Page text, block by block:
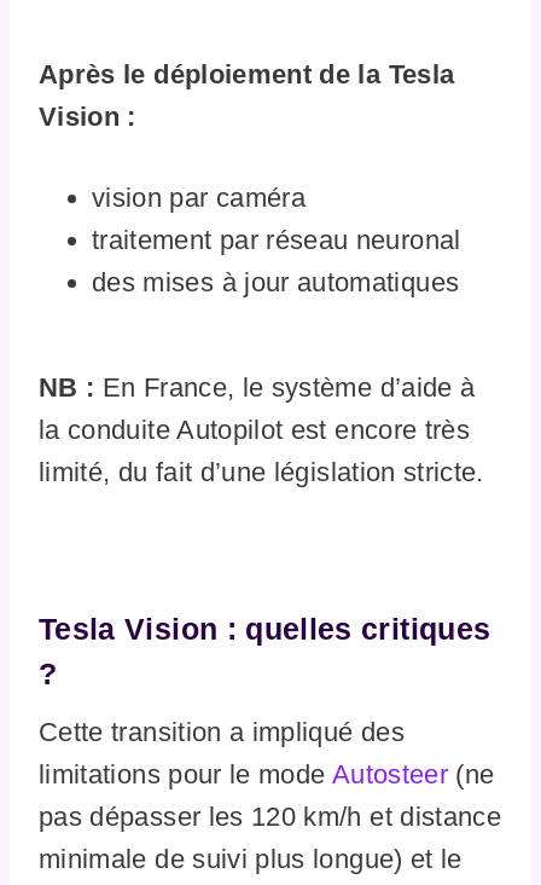
Après le déploiement de la Tesla
Vision :
vision par caméra
traitement par réseau neuronal
des mises à jour automatiques
NB : En France, le système d’aide à
la conduite Autopilot est encore très
limité, du fait d’une législation stricte.
Tesla Vision : quelles critiques
?
Cette transition a impliqué des
limitations pour le mode Autosteer(ne
pas dépasser les 120 km/h et distance
minimale de suivi plus longue) et le